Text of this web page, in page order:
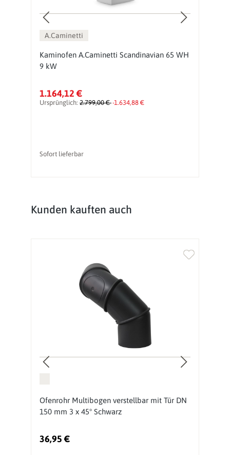
A.Caminetti
Kaminofen A.Caminetti Scandinavian 65 WH
9 kW
1.164,12 €
Ursprünglich: 2.799,00 €-1.634,88 €
Sofort lieferbar
Produktgalerie überspringen
Kunden kauften auch
Ofenrohr Multibogen verstellbar mit Tür DN
150 mm 3 x 45° Schwarz
36,95 €